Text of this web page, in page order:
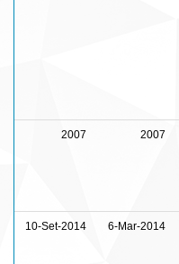
2007 2007
10-Set-2014 6-Mar-2014